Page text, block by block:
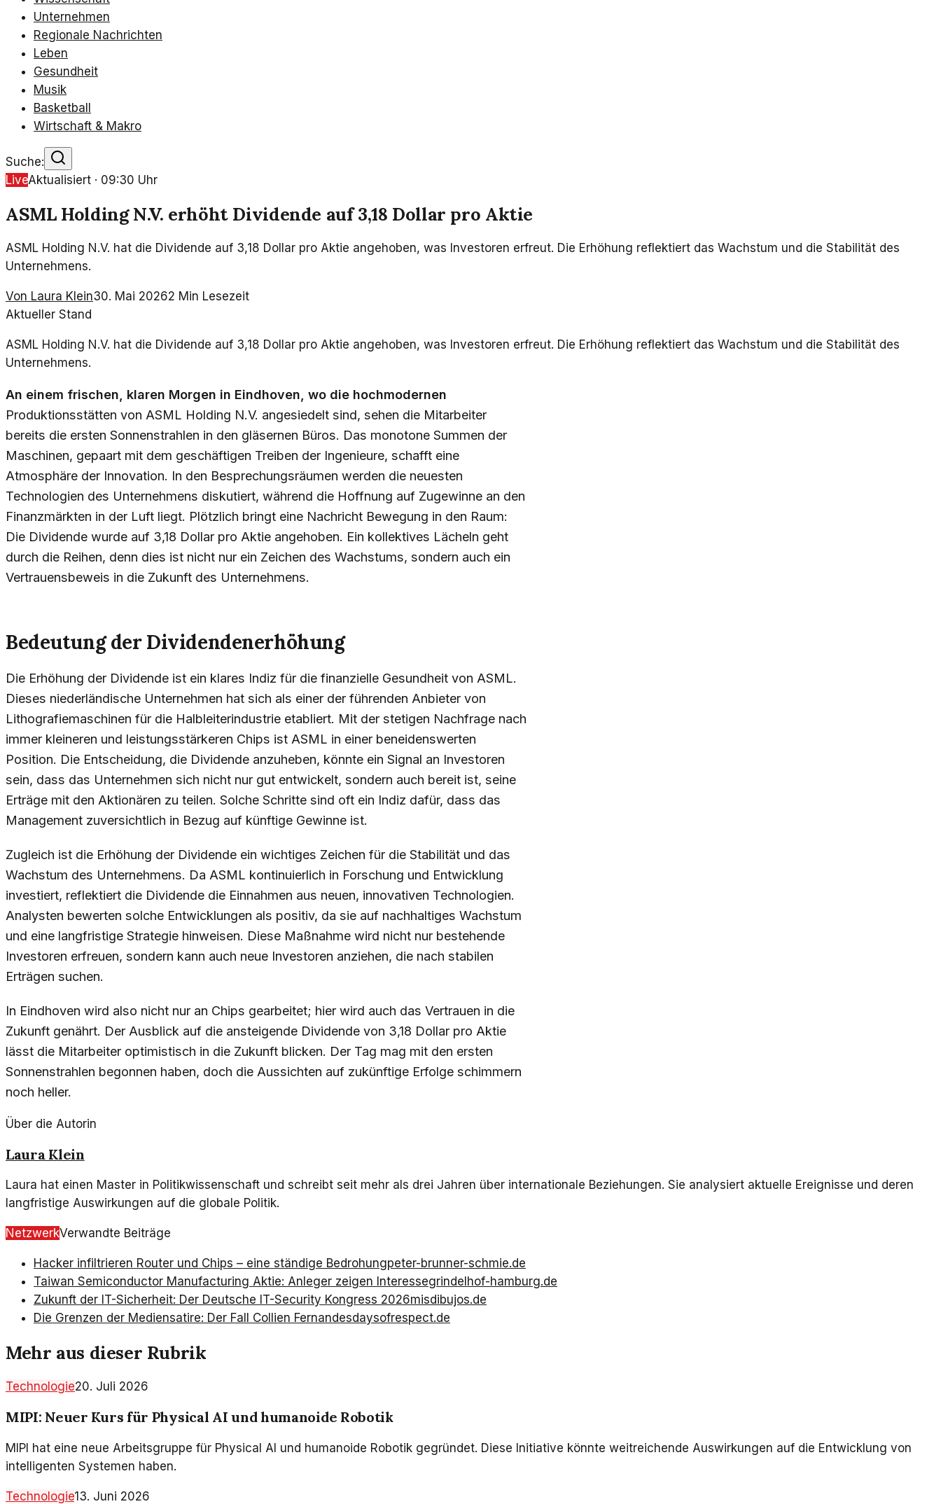
Unternehmen
Regionale Nachrichten
Leben
Gesundheit
Musik
Basketball
Wirtschaft & Makro
Suche:
LiveAktualisiert · 09:30 Uhr
ASML Holding N.V. erhöht Dividende auf 3,18 Dollar pro Aktie
ASML Holding N.V. hat die Dividende auf 3,18 Dollar pro Aktie angehoben, was Investoren erfreut. Die Erhöhung reflektiert das Wachstum und die Stabilität des
Unternehmens.
Von Laura Klein30. Mai 20262 Min Lesezeit
Aktueller Stand
ASML Holding N.V. hat die Dividende auf 3,18 Dollar pro Aktie angehoben, was Investoren erfreut. Die Erhöhung reflektiert das Wachstum und die Stabilität des
Unternehmens.
An einem frischen, klaren Morgen in Eindhoven, wo die hochmodernen
Produktionsstätten von ASML Holding N.V. angesiedelt sind, sehen die Mitarbeiter
bereits die ersten Sonnenstrahlen in den gläsernen Büros. Das monotone Summen der
Maschinen, gepaart mit dem geschäftigen Treiben der Ingenieure, schafft eine
Atmosphäre der Innovation. In den Besprechungsräumen werden die neuesten
Technologien des Unternehmens diskutiert, während die Hoffnung auf Zugewinne an den
Finanzmärkten in der Luft liegt. Plötzlich bringt eine Nachricht Bewegung in den Raum:
Die Dividende wurde auf 3,18 Dollar pro Aktie angehoben. Ein kollektives Lächeln geht
durch die Reihen, denn dies ist nicht nur ein Zeichen des Wachstums, sondern auch ein
Vertrauensbeweis in die Zukunft des Unternehmens.
Bedeutung der Dividendenerhöhung
Die Erhöhung der Dividende ist ein klares Indiz für die finanzielle Gesundheit von ASML.
Dieses niederländische Unternehmen hat sich als einer der führenden Anbieter von
Lithografiemaschinen für die Halbleiterindustrie etabliert. Mit der stetigen Nachfrage nach
immer kleineren und leistungsstärkeren Chips ist ASML in einer beneidenswerten
Position. Die Entscheidung, die Dividende anzuheben, könnte ein Signal an Investoren
sein, dass das Unternehmen sich nicht nur gut entwickelt, sondern auch bereit ist, seine
Erträge mit den Aktionären zu teilen. Solche Schritte sind oft ein Indiz dafür, dass das
Management zuversichtlich in Bezug auf künftige Gewinne ist.
Zugleich ist die Erhöhung der Dividende ein wichtiges Zeichen für die Stabilität und das
Wachstum des Unternehmens. Da ASML kontinuierlich in Forschung und Entwicklung
investiert, reflektiert die Dividende die Einnahmen aus neuen, innovativen Technologien.
Analysten bewerten solche Entwicklungen als positiv, da sie auf nachhaltiges Wachstum
und eine langfristige Strategie hinweisen. Diese Maßnahme wird nicht nur bestehende
Investoren erfreuen, sondern kann auch neue Investoren anziehen, die nach stabilen
Erträgen suchen.
In Eindhoven wird also nicht nur an Chips gearbeitet; hier wird auch das Vertrauen in die
Zukunft genährt. Der Ausblick auf die ansteigende Dividende von 3,18 Dollar pro Aktie
lässt die Mitarbeiter optimistisch in die Zukunft blicken. Der Tag mag mit den ersten
Sonnenstrahlen begonnen haben, doch die Aussichten auf zukünftige Erfolge schimmern
noch heller.
Über die Autorin
Laura Klein
Laura hat einen Master in Politikwissenschaft und schreibt seit mehr als drei Jahren über internationale Beziehungen. Sie analysiert aktuelle Ereignisse und deren
langfristige Auswirkungen auf die globale Politik.
NetzwerkVerwandte Beiträge
Hacker infiltrieren Router und Chips – eine ständige Bedrohungpeter-brunner-schmie.de
Taiwan Semiconductor Manufacturing Aktie: Anleger zeigen Interessegrindelhof-hamburg.de
Zukunft der IT-Sicherheit: Der Deutsche IT-Security Kongress 2026misdibujos.de
Die Grenzen der Mediensatire: Der Fall Collien Fernandesdaysofrespect.de
Mehr aus dieser Rubrik
Technologie20. Juli 2026
MIPI: Neuer Kurs für Physical AI und humanoide Robotik
MIPI hat eine neue Arbeitsgruppe für Physical AI und humanoide Robotik gegründet. Diese Initiative könnte weitreichende Auswirkungen auf die Entwicklung von
intelligenten Systemen haben.
Technologie13. Juni 2026